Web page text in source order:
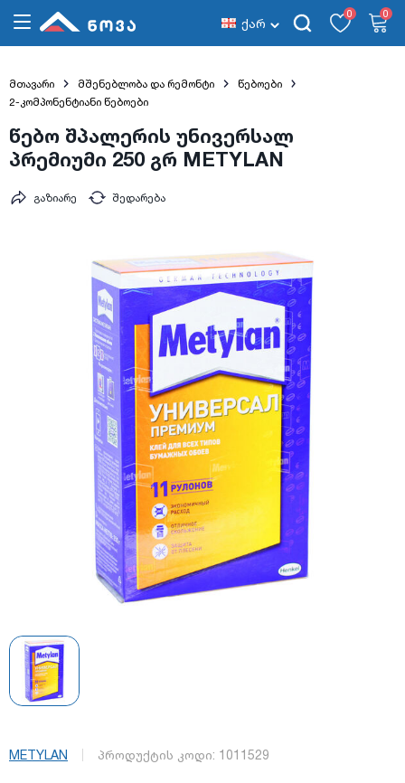
ქარ
0 0
მთავარი მშენებლობა და რემონტი
წებოები
2-კომპონენტიანი წებოები
წებო შპალერის უნივერსალ
პრემიუმი 250 გრ METYLAN
შედარება
გაზიარე
METYLAN პროდუქტის კოდი: 1011529